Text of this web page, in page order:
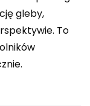
gleby,
To